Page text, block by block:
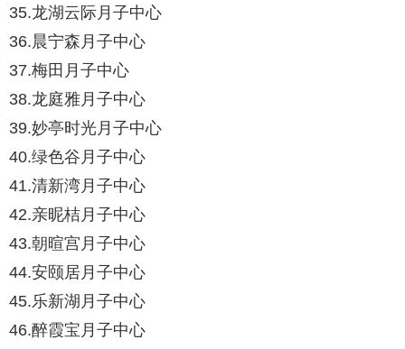
35.龙湖云际月子中心
36.晨宁森月子中心
37.梅田月子中心
38.龙庭雅月子中心
39.妙亭时光月子中心
40.绿色谷月子中心
41.清新湾月子中心
42.亲昵桔月子中心
43.朝暄宫月子中心
44.安颐居月子中心
45.乐新湖月子中心
46.醉霞宝月子中心